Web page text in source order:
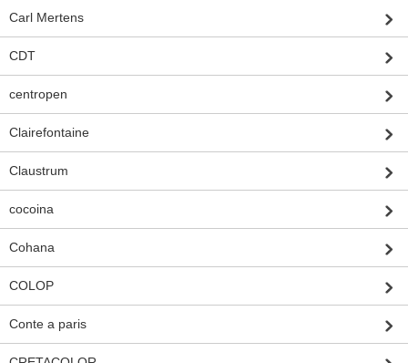
Carl Mertens
CDT
centropen
Clairefontaine
Claustrum
cocoina
Cohana
COLOP
Conte a paris